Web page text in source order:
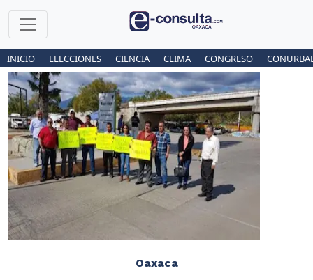
INICIO ELECCIONES CIENCIA CLIMA CONGRESO
Oaxaca